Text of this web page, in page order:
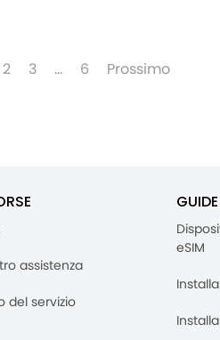
2 3 … 6 Prossimo
assistenza
del servizio
eSIM